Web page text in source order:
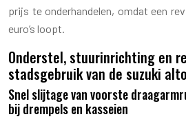
prijs te onderhandelen, omdat een
euro’s loopt.
Onderstel, stuurinrichting en
stadsgebruik van de suzuki
Snel slijtage van voorste
bij drempels en kasseien